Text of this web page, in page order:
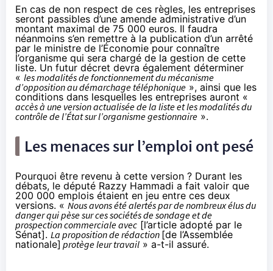
En cas de non respect de ces règles, les entreprises
seront passibles d’une amende administrative d’un
montant maximal de 75 000 euros. Il faudra
néanmoins s’en remettre à la publication d’un arrêté
par le ministre de l’Économie pour connaître
l’organisme qui sera chargé de la gestion de cette
liste. Un futur décret devra également déterminer
« les modalités de fonctionnement du mécanisme
d’opposition au démarchage téléphonique », ainsi que les
conditions dans lesquelles les entreprises auront «
accès à une version actualisée de la liste et les modalités du
contrôle de l’État sur l’organisme gestionnaire ».
Les menaces sur l’emploi ont pesé
Pourquoi être revenu à cette version ? Durant les
débats, le député Razzy Hammadi a fait valoir que
200 000 emplois étaient en jeu entre ces deux
versions. « Nous avons été alertés par de nombreux élus du
danger qui pèse sur ces sociétés de sondage et de
prospection commerciale avec [l’article adopté par le
Sénat]. La proposition de rédaction [de l’Assemblée
nationale] protège leur travail » a-t-il assuré.